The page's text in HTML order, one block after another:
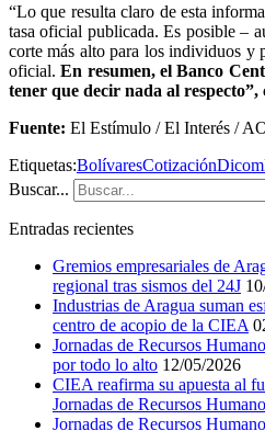
“Lo que resulta claro de esta
tasa oficial publicada. Es posible –
corte más alto para los individuos y
oficial.En resumen, el Banco
tener que decir nada al
Fuente: El Estímulo / El Interés /
Etiquetas:BolívaresCotizaciónDicom
Buscar...
Entradas recientes
Gremios empresariales de
regional tras sismos del 24J
Industrias de Aragua suman
centro de acopio de la CIEA
Jornadas de Recursos
por todo lo alto 12/05/2026
CIEA reafirma su apuesta al
Jornadas de Recursos
Jornadas de Recursos